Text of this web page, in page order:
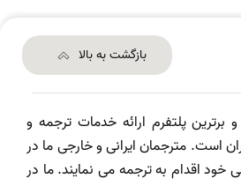
بازگشت به بالا
برترین پلتفرم ارائه خدمات ترجمه و
است. مترجمان ایرانی و خارجی ما در
اقدام به ترجمه می نمایند. ما در